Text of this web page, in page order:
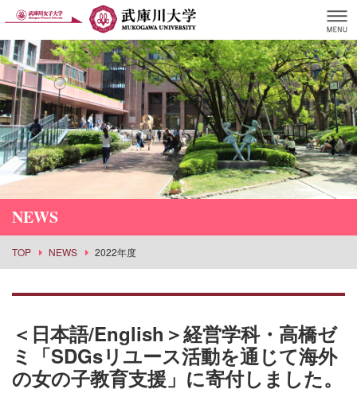
NEWS
TOP NEWS 2022年度
＜日本語/English＞経営学科・高橋ゼ
ミ「SDGsリユース活動を通じて海外
の女の子教育支援」に寄付しました。